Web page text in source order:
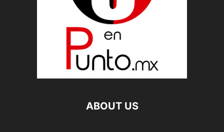
ABOUT US